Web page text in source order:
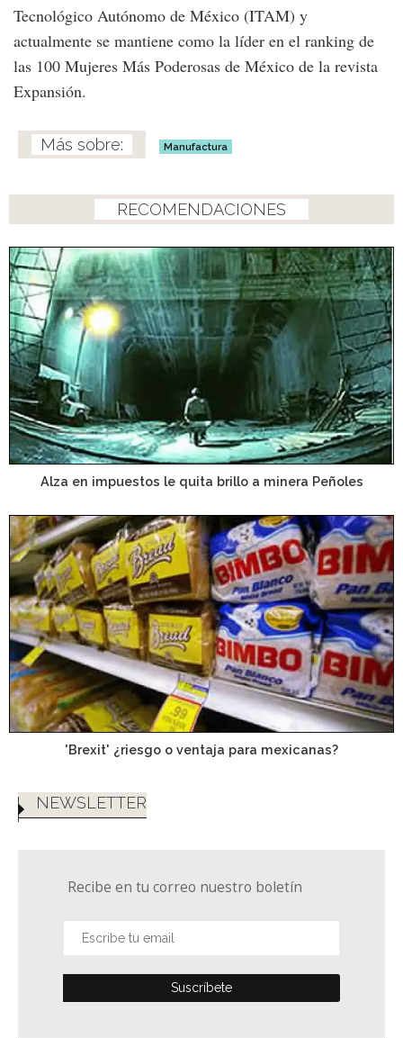
Tecnológico Autónomo de México (ITAM) y
actualmente se mantiene como la líder en el ranking de
las 100 Mujeres Más Poderosas de México de la revista
Expansión.
Manufactura
RECOMENDACIONES
Alza en impuestos le quita brillo a minera Peñoles
'Brexit' ¿riesgo o ventaja para mexicanas?
NEWSLETTER
Recibe en tu correo nuestro boletín